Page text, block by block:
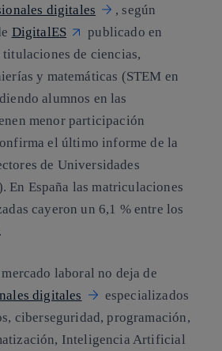
digitales
, según
DigitalES
publicado en
titulaciones de ciencias,
y matemáticas (STEM en
alumnos en las
menor participación
el último informe de la
de Universidades
En España las matriculaciones
cayeron un 6,1 % entre los
laboral no deja de
digitales
especializados
ciberseguridad, programación,
Inteligencia Artificial